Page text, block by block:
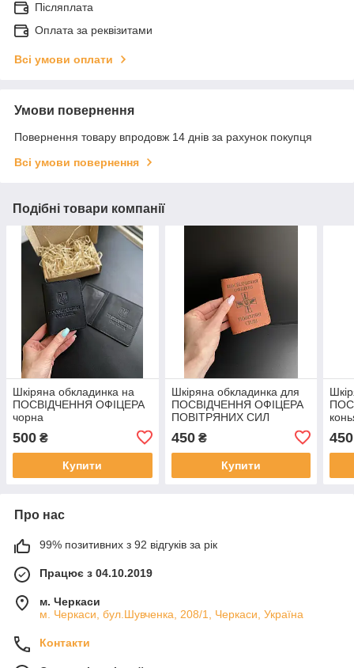
Післяплата
Оплата за реквізитами
Всі умови оплати
Умови повернення
Повернення товару впродовж 14 днів за рахунок покупця
Всі умови повернення
Подібні товари компанії
Шкіряна обкладинка на
ПОСВІДЧЕННЯ ОФІЦЕРА
чорна
500 ₴
Купити
Шкіряна обкладинка для
ПОСВІДЧЕННЯ ОФІЦЕРА
ПОВІТРЯНИХ СИЛ
450₴
Купити
450
Про нас
99% позитивних з 92 відгуків за рік
Працює з 04.10.2019
м. Черкаси
м. Черкаси, бул.Шувченка, 208/1, Черкаси, Україна
Контакти